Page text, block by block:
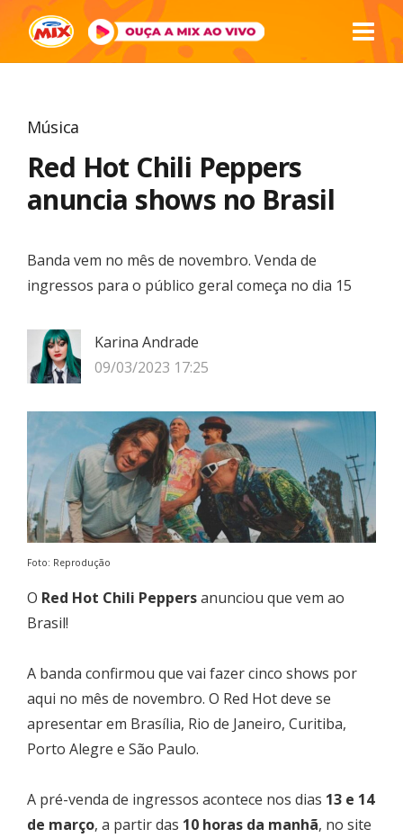
Música
Red Hot Chili Peppers
anuncia shows no Brasil
Banda vem no mês de novembro. Venda de
ingressos para o público geral começa no dia 15
Karina Andrade
09/03/2023 17:25
Foto: Reprodução
O Red Hot Chili Peppersanunciou que vem ao
Brasil!
A banda confirmou que vai fazer cinco shows por
aqui no mês de novembro. O Red Hot deve se
apresentar em Brasília, Rio de Janeiro, Curitiba,
Porto Alegre e São Paulo.
A pré-venda de ingressos acontece nos dias 13 e 14
de março, a partir das 10 horas da manhã, no site